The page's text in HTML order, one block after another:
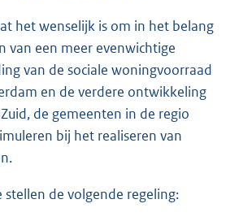
het wenselijk is om in het belang
van een meer evenwichtige
van de sociale woningvoorraad
en de verdere ontwikkeling
de gemeenten in de regio
bij het realiseren van
stellen de volgende regeling: